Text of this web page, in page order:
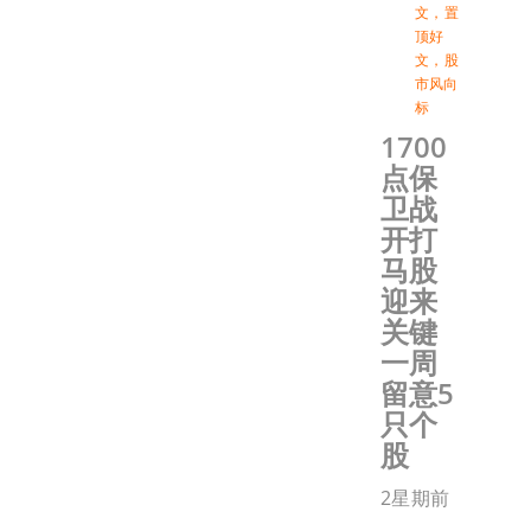
文 ， 置
顶好
文 ， 股
市风向
标
1700
点保
卫战
开打
马股
迎来
关键
一周
留意5
只个
股
2星期前